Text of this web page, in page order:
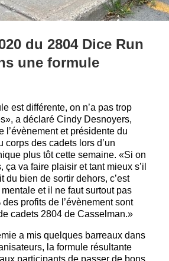
du 2804 Dice Run
une formule
est différente, on n’a pas trop
a déclaré Cindy Desnoyers,
l’évènement et présidente du
corps des cadets lors d’un
plus tôt cette semaine. «Si on
ça va faire plaisir et tant mieux s’il
du bien de sortir dehors, c’est
et il ne faut surtout pas
profits de l’évènement sont
cadets 2804 de Casselman.»
a mis quelques barreaux dans
la formule résultante
participants de passer de bons